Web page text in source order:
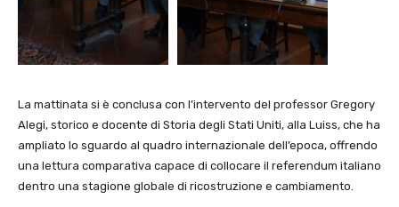
La mattinata si è conclusa con l’intervento del professor Gregory
Alegi, storico e docente di Storia degli Stati Uniti, alla Luiss, che ha
ampliato lo sguardo al quadro internazionale dell’epoca, offrendo
una lettura comparativa capace di collocare il referendum italiano
dentro una stagione globale di ricostruzione e cambiamento.